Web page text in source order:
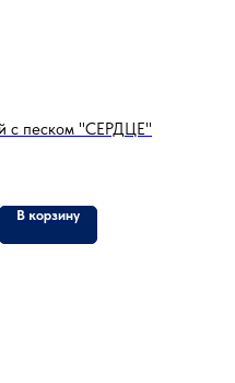
с песком "СЕРДЦЕ"
В корзину